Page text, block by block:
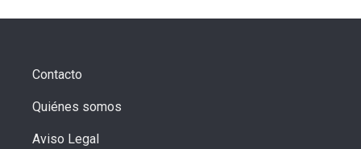
Contacto
Quiénes somos
Aviso Legal